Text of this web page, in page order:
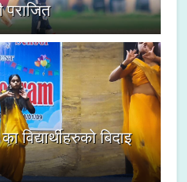
पराजित
विद्यार्थीहरुको बिदाइ